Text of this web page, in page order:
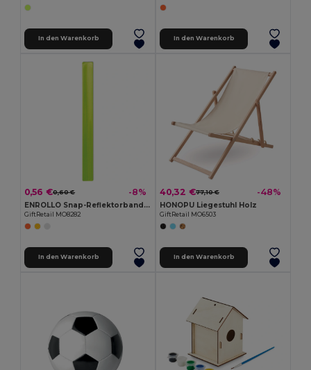
In den Warenkorb In den Warenkorb
0,56 €0,60 € -8%
ENROLLO Snap-Reflektorband 32x3cm
GiftRetail MO8282
In den Warenkorb
40,32 €77,10 € -48%
HONOPU Liegestuhl Holz
GiftRetail MO6503
In den Warenkorb